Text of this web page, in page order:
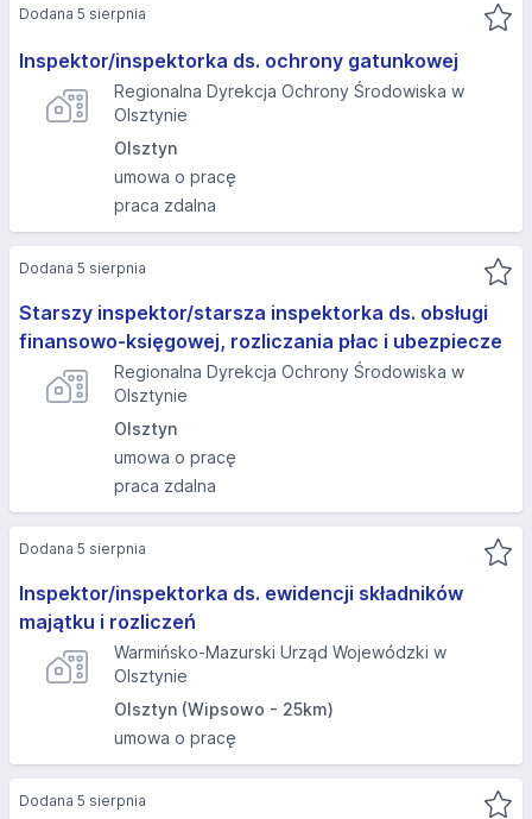
Inspektor/inspektorka ds. ochrony gatunkowej
Regionalna Dyrekcja Ochrony Środowiska w
Olsztynie
Olsztyn
umowa o pracę
praca zdalna
Dodana 5 sierpnia
Starszy inspektor/starsza inspektorka ds. obsługi
finansowo-księgowej, rozliczania płac i ubezpiecze
Regionalna Dyrekcja Ochrony Środowiska w
Olsztynie
Olsztyn
umowa o pracę
praca zdalna
Dodana 5 sierpnia
Inspektor/inspektorka ds. ewidencji składników
majątku i rozliczeń
Warmińsko-Mazurski Urząd Wojewódzki w
Olsztynie
Olsztyn (Wipsowo - 25km)
umowa o pracę
Dodana 5 sierpnia
Dodana 5 sierpnia